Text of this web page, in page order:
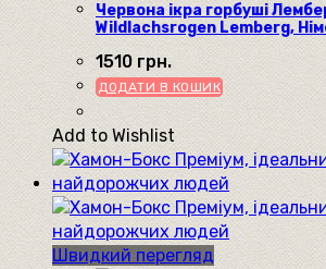
Червона ікра горбуші
Wildlachsrogen Lemberg,
1510 грн.
ДОДАТИ В КОШИК
Add to Wishlist
Швидкий перегляд